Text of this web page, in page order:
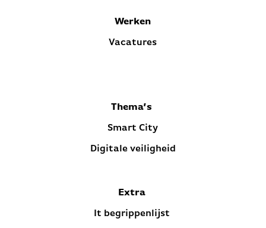
Werken
Vacatures
Thema’s
Smart City
Digitale veiligheid
Extra
It begrippenlijst